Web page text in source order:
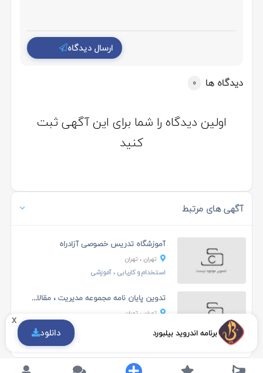
ارسال دیدگاه
دیدگاه ها 0
اولین دیدگاه را شما برای این آگهی ثبت
کنید
آگهی های مرتبط
آموزشگاه تدریس خصوصی آزادراه
تهران، تهران
استخدام و کاریابی ، آموزشی
تدوین پایان نامه مجموعه مدیریت ، مقالات و پروژه ها...
تهران ، تهران x
برنامه اندروید بیلبورد دانلود